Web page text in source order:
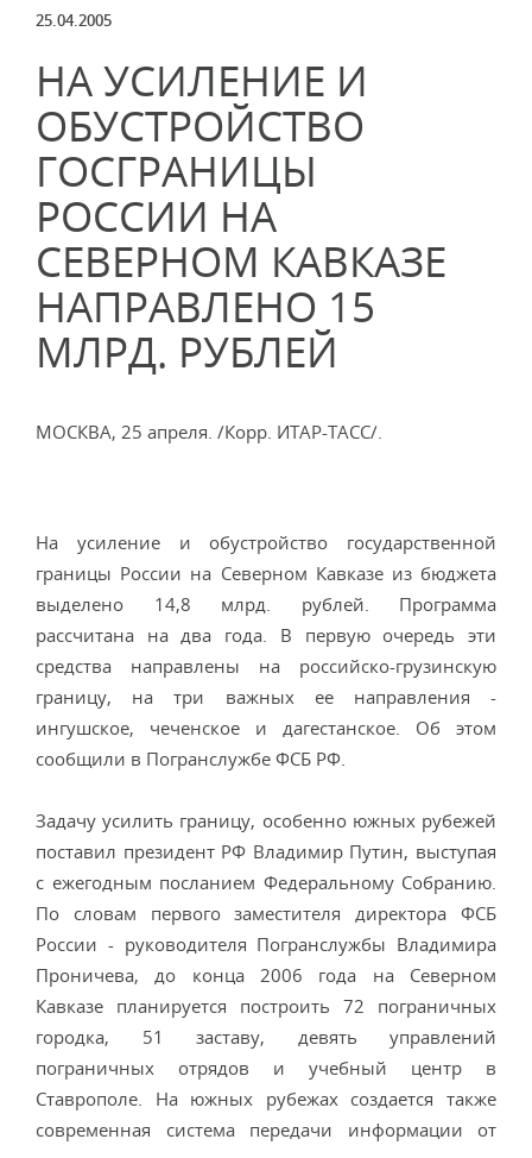
25.04.2005
НА УСИЛЕНИЕ И
ОБУСТРОЙСТВО
ГОСГРАНИЦЫ
РОССИИ НА
СЕВЕРНОМ КАВКАЗЕ
НАПРАВЛЕНО 15
МЛРД. РУБЛЕЙ
МОСКВА, 25 апреля. /Корр. ИТАР-ТАСС/.
На усиление и обустройство государственной
границы России на Северном Кавказе из бюджета
выделено 14,8 млрд. рублей. Программа
рассчитана на два года. В первую очередь эти
средства направлены на российско-грузинскую
границу, на три важных ее направления -
ингушское, чеченское и дагестанское. Об этом
сообщили в Погранслужбе ФСБ РФ.
Задачу усилить границу, особенно южных рубежей
поставил президент РФ Владимир Путин, выступая
с ежегодным посланием Федеральному Собранию.
По словам первого заместителя директора ФСБ
России - руководителя Погранслужбы Владимира
Проничева, до конца 2006 года на Северном
Кавказе планируется построить 72 пограничных
городка, 51 заставу, девять управлений
пограничных отрядов и учебный центр в
Ставрополе. На южных рубежах создается также
современная система передачи информации от